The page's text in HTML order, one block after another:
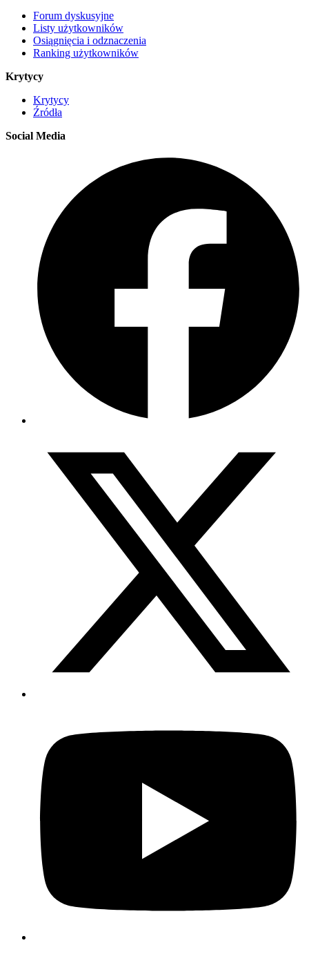
Forum dyskusyjne
Listy użytkowników
Osiągnięcia i odznaczenia
Ranking użytkowników
Krytycy
Krytycy
Źródła
Social Media